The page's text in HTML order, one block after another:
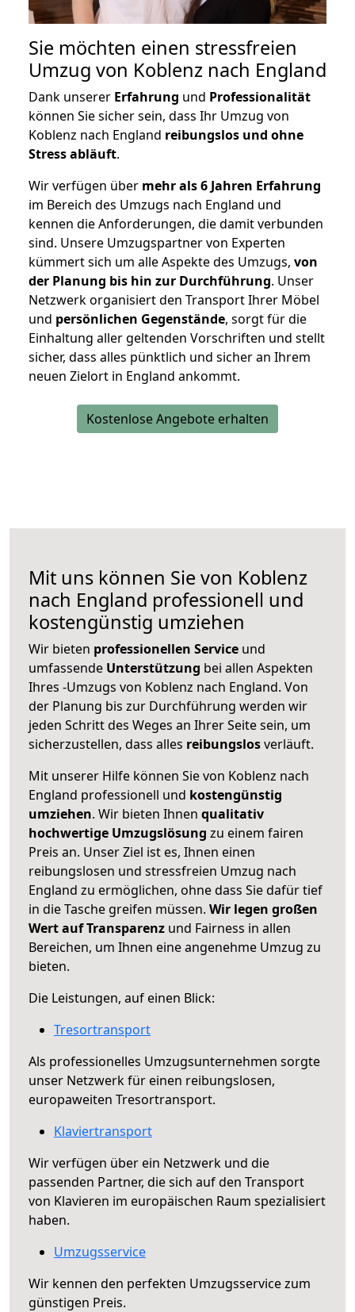
Sie möchten einen stressfreien
Umzug von Koblenz nach England
Dank unserer Erfahrung und Professionalität
können Sie sicher sein, dass Ihr Umzug von
Koblenz nach England reibungslos und ohne
Stress abläuft.
Wir verfügen über mehr als 6 Jahren Erfahrung
im Bereich des Umzugs nach England und
kennen die Anforderungen, die damit verbunden
sind. Unsere Umzugspartner von Experten
kümmert sich um alle Aspekte des Umzugs, von
der Planung bis hin zur Durchführung. Unser
Netzwerk organisiert den Transport Ihrer Möbel
und persönlichen Gegenstände, sorgt für die
Einhaltung aller geltenden Vorschriften und stellt
sicher, dass alles pünktlich und sicher an Ihrem
neuen Zielort in England ankommt.
Kostenlose Angebote erhalten
Mit uns können Sie von Koblenz
nach England professionell und
kostengünstig umziehen
Wir bieten professionellen Service und
umfassende Unterstützung bei allen Aspekten
Ihres -Umzugs von Koblenz nach England. Von
der Planung bis zur Durchführung werden wir
jeden Schritt des Weges an Ihrer Seite sein, um
sicherzustellen, dass alles reibungslosverläuft.
Mit unserer Hilfe können Sie von Koblenz nach
England professionell und kostengünstig
umziehen. Wir bieten Ihnen qualitativ
hochwertige Umzugslösung zu einem fairen
Preis an. Unser Ziel ist es, Ihnen einen
reibungslosen und stressfreien Umzug nach
England zu ermöglichen, ohne dass Sie dafür tief
in die Tasche greifen müssen. Wir legen großen
Wert auf Transparenz und Fairness in allen
Bereichen, um Ihnen eine angenehme Umzug zu
bieten.
Die Leistungen, auf einen Blick:
Tresortransport
Als professionelles Umzugsunternehmen sorgte
unser Netzwerk für einen reibungslosen,
europaweiten Tresortransport.
Klaviertransport
Wir verfügen über ein Netzwerk und die
passenden Partner, die sich auf den Transport
von Klavieren im europäischen Raum spezialisiert
haben.
Umzugsservice
Wir kennen den perfekten Umzugsservice zum
günstigen Preis.